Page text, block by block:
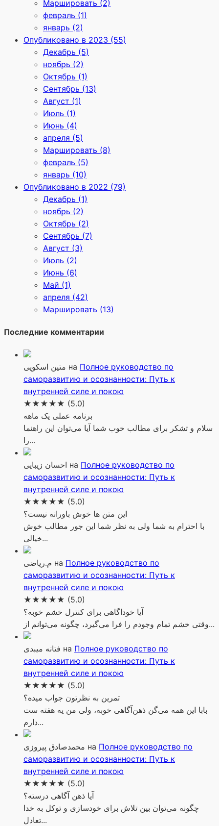
Маршировать (2)
февраль (1)
январь (2)
Опубликовано в 2023 (55)
Декабрь (5)
ноябрь (2)
Октябрь (1)
Сентябрь (13)
Август (1)
Июль (1)
Июнь (4)
апреля (5)
Маршировать (8)
февраль (5)
январь (10)
Опубликовано в 2022 (79)
Декабрь (1)
ноябрь (2)
Октябрь (2)
Сентябрь (7)
Август (3)
Июль (2)
Июнь (6)
Май (1)
апреля (42)
Маршировать (13)
Последние комментарии
متین اسکویی на Полное руководство по
саморазвитию и осознанности: Путь к
внутренней силе и покою
★★★★★ (5.0)
برنامه عملی یک ماهه
سلام و تشکر برای مطالب خوب شما آیا می‌توان این راهنما
را...
احسان زیبایی на Полное руководство по
саморазвитию и осознанности: Путь к
внутренней силе и покою
★★★★★ (5.0)
این متن ها خوش باورانه نیست؟
با احترام به شما ولی به نظر شما این جور مطالب خوش
خیالی...
م.ریاضی на Полное руководство по
саморазвитию и осознанности: Путь к
внутренней силе и покою
★★★★★ (5.0)
آیا خوداگاهی برای کنترل خشم خوبه؟
وقتی خشم تمام وجودم را فرا می‌گیرد، چگونه می‌توانم از...
فتانه میبدی на Полное руководство по
саморазвитию и осознанности: Путь к
внутренней силе и покою
★★★★★ (5.0)
تمرین به نظرتون جواب میده؟
بابا این همه می‌گن ذهن‌آگاهی خوبه، ولی من یه هفته ست
دارم...
محمدصادق پیروزی на Полное руководство по
саморазвитию и осознанности: Путь к
внутренней силе и покою
★★★★★ (5.0)
آیا ذهن آگاهی درسته؟
چگونه می‌توان بین تلاش برای خودسازی و توکل به خدا
تعادل...